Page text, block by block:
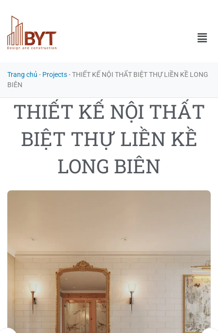
Trang chủ - Projects-THIẾT KẾ NỘI THẤT BIỆT THỰ LIỀN KỀ LONG
BIÊN
THIẾT KẾ NỘI THẤT
BIỆT THỰ LIỀN KỀ
LONG BIÊN